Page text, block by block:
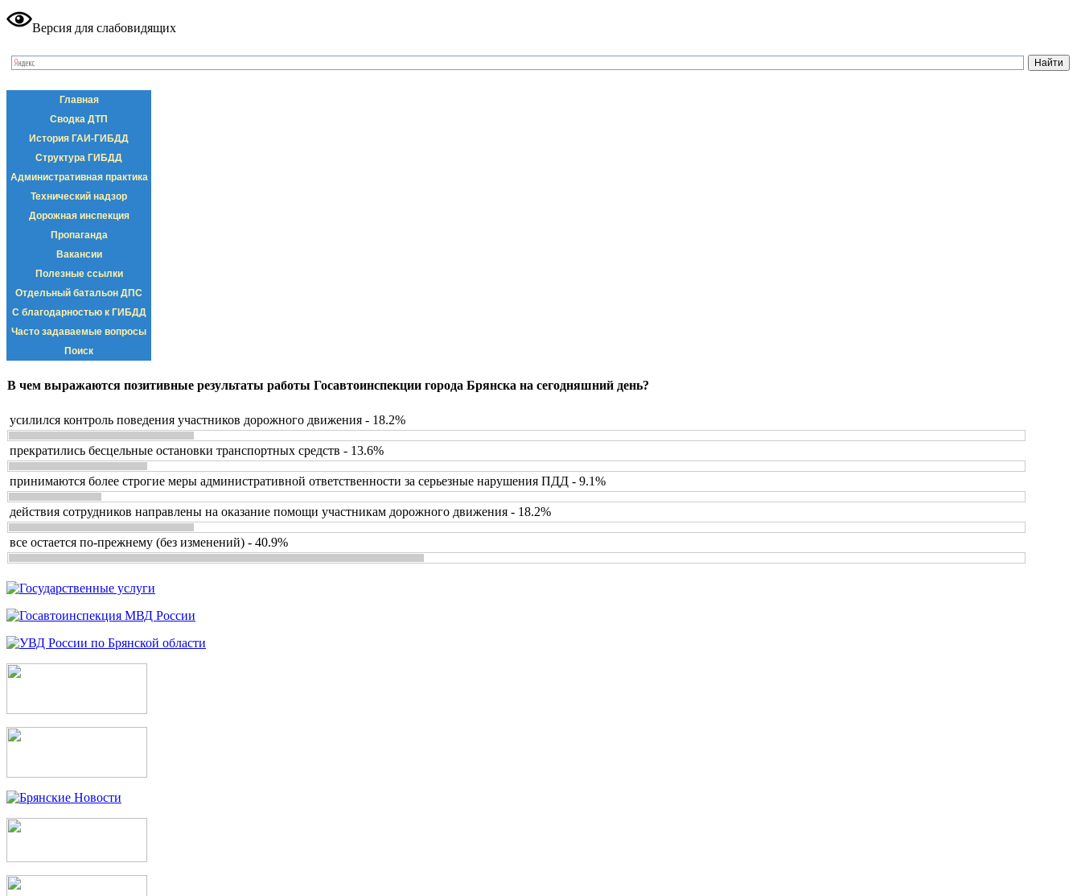
Версия для слабовидящих
Главная
Сводка ДТП
История ГАИ-ГИБДД
Структура ГИБДД
Административная практика
Технический надзор
Дорожная инспекция
Пропаганда
Вакансии
Полезные ссылки
Отдельный батальон ДПС
С благодарностью к ГИБДД
Часто задаваемые вопросы
Поиск
В чем выражаются позитивные результаты работы Госавтоинспекции города Брянска на сегодняшний день?
усилился контроль поведения участников дорожного движения - 18.2%
прекратились бесцельные остановки транспортных средств - 13.6%
принимаются более строгие меры административной ответственности за серьезные нарушения ПДД - 9.1%
действия сотрудников направлены на оказание помощи участникам дорожного движения - 18.2%
все остается по-прежнему (без изменений) - 40.9%